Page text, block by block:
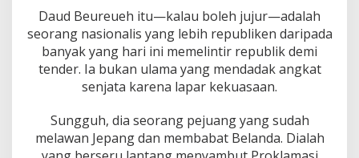
g
s
a
N
K
R
!
!
!
Daud Beureueh itu—kalau boleh jujur—adalah
seorang nasionalis yang lebih republiken daripada
banyak yang hari ini memelintir republik demi
tender. Ia bukan ulama yang mendadak angkat
senjata karena lapar kekuasaan.
Sungguh, dia seorang pejuang yang sudah
melawan Jepang dan membabat Belanda. Dialah